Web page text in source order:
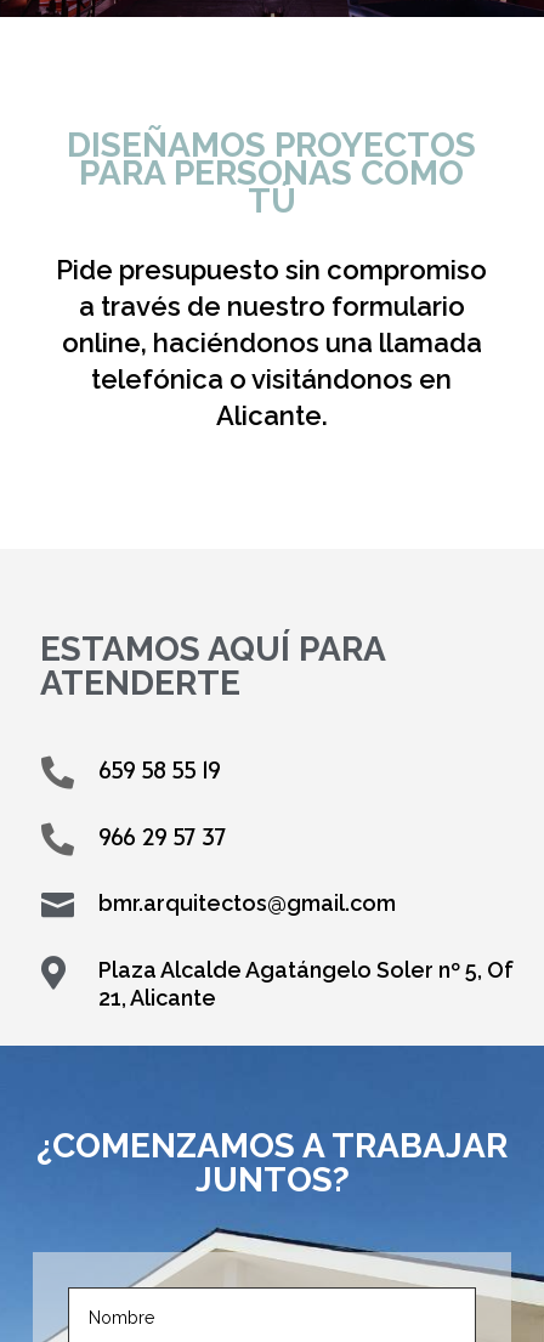
DISEÑAMOS PROYECTOS
PARA PERSONAS COMO
TÚ
Pide presupuesto sin compromiso
a través de nuestro formulario
online, haciéndonos una llamada
telefónica o visitándonos en
Alicante.
ESTAMOS AQUÍ PARA
ATENDERTE
 659 58 55 19
 966 29 57 37
 bmr.arquitectos@gmail.com

Plaza Alcalde Agatángelo Soler nº 5, Of
21, Alicante
¿COMENZAMOS A TRABAJAR
JUNTOS?